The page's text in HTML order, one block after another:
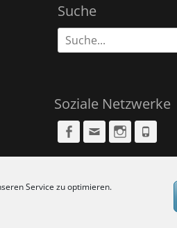
Service zu optimieren.
Suche
Suche
nach:
Soziale Netzwerke
Facebook
Email Instagram